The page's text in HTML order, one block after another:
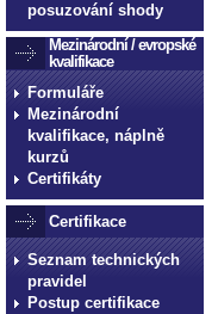
posuzování shody
Mezinárodní / evropské
kvalifikace
Formuláře
Mezinárodní
kvalifikace, náplně
kurzů
Certifikáty
Certifikace
Seznam technických
pravidel
Postup certifikace